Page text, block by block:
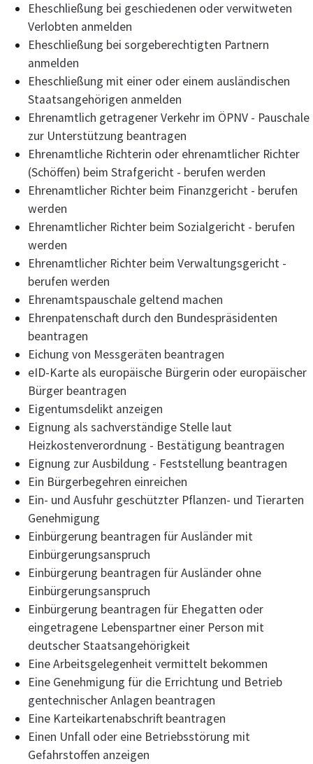
Eheschließung bei geschiedenen oder verwitweten
Verlobten anmelden
Eheschließung bei sorgeberechtigten Partnern
anmelden
Eheschließung mit einer oder einem ausländischen
Staatsangehörigen anmelden
Ehrenamtlich getragener Verkehr im ÖPNV - Pauschale
zur Unterstützung beantragen
Ehrenamtliche Richterin oder ehrenamtlicher Richter
(Schöffen) beim Strafgericht - berufen werden
Ehrenamtlicher Richter beim Finanzgericht - berufen
werden
Ehrenamtlicher Richter beim Sozialgericht - berufen
werden
Ehrenamtlicher Richter beim Verwaltungsgericht -
berufen werden
Ehrenamtspauschale geltend machen
Ehrenpatenschaft durch den Bundespräsidenten
beantragen
Eichung von Messgeräten beantragen
eID-Karte als europäische Bürgerin oder europäischer
Bürger beantragen
Eigentumsdelikt anzeigen
Eignung als sachverständige Stelle laut
Heizkostenverordnung - Bestätigung beantragen
Eignung zur Ausbildung - Feststellung beantragen
Ein Bürgerbegehren einreichen
Ein- und Ausfuhr geschützter Pflanzen- und Tierarten
Genehmigung
Einbürgerung beantragen für Ausländer mit
Einbürgerungsanspruch
Einbürgerung beantragen für Ausländer ohne
Einbürgerungsanspruch
Einbürgerung beantragen für Ehegatten oder
eingetragene Lebenspartner einer Person mit
deutscher Staatsangehörigkeit
Eine Arbeitsgelegenheit vermittelt bekommen
Eine Genehmigung für die Errichtung und Betrieb
gentechnischer Anlagen beantragen
Eine Karteikartenabschrift beantragen
Einen Unfall oder eine Betriebsstörung mit
Gefahrstoffen anzeigen